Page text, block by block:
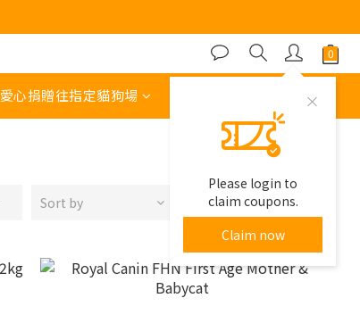
Please login to
claim coupons.
Claim now
愛心捐贈往指定貓狗場 其他運費 或 收費項目
Sort by 48 Items per page